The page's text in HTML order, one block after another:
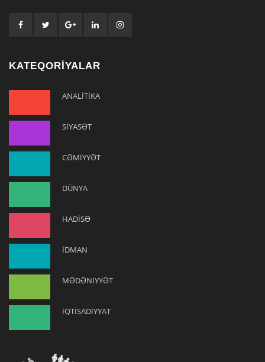
KATEQORİYALAR
ANALİTİKA
SİYASƏT
CƏMİYYƏT
DÜNYA
HADİSƏ
İDMAN
MƏDƏNİYYƏT
İQTİSADİYYAT